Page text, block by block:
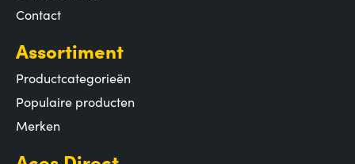
Contact
Assortiment
Productcategorieën
Populaire producten
Merken